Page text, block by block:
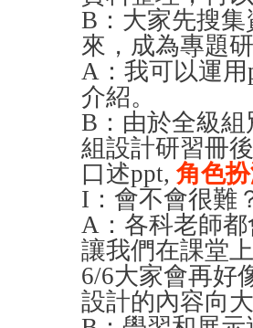
B ：大家先搜
來，成為專題
A ：我可以運
介紹。
B ：由於全級
組設計研習冊
口述ppt, 角色
I ：會不會很難
A ：各科老師
讓我們在課堂
6/6大家會再好
設計的內容向